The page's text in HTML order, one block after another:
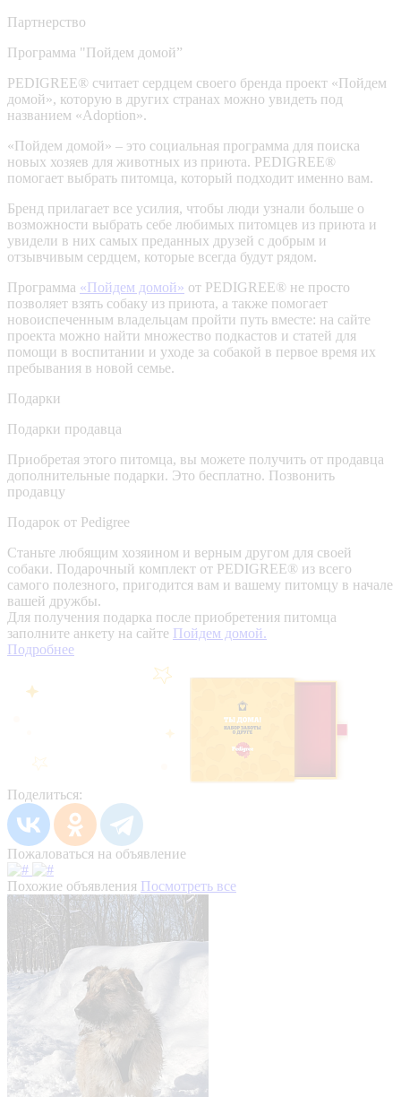
Партнерство
Программа "Пойдем домой”
PEDIGREE® считает сердцем своего бренда проект «Пойдем
домой», которую в других странах можно увидеть под
названием «Adoption».
«Пойдем домой» – это социальная программа для поиска
новых хозяев для животных из приюта. PEDIGREE®
помогает выбрать питомца, который подходит именно вам.
Бренд прилагает все усилия, чтобы люди узнали больше о
возможности выбрать себе любимых питомцев из приюта и
увидели в них самых преданных друзей с добрым и
отзывчивым сердцем, которые всегда будут рядом.
Программа «Пойдем домой» от PEDIGREE® не просто
позволяет взять собаку из приюта, а также помогает
новоиспеченным владельцам пройти путь вместе: на сайте
проекта можно найти множество подкастов и статей для
помощи в воспитании и уходе за собакой в первое время их
пребывания в новой семье.
Подарки
Подарки продавца
Приобретая этого питомца, вы можете получить от продавца
дополнительные подарки. Это бесплатно. Позвонить
продавцу
Подарок от Pedigree
Станьте любящим хозяином и верным другом для своей
собаки. Подарочный комплект от PEDIGREE® из всего
самого полезного, пригодится вам и вашему питомцу в начале
вашей дружбы.
Для получения подарка после приобретения питомца
заполните анкету на сайте Пойдем домой.
Подробнее
Поделиться:
Пожаловаться на объявление
Похожие объявления Посмотреть все